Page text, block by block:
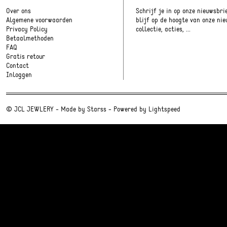
Over ons
Algemene voorwaarden
Privacy Policy
Betaalmethoden
FAQ
Gratis retour
Contact
Inloggen
Schrijf je in op onze
blijf op de hoogte van onze
collectie, acties, ...
© JCL JEWLERY - Made by Starss - Powered by Lightspeed